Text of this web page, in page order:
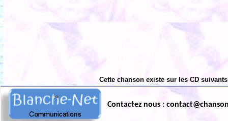
Cette chanson existe sur les CD
Contactez nous :